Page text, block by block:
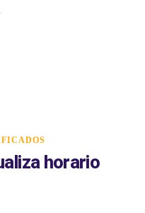
horario